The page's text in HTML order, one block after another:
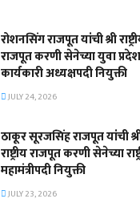
रोशनसिंग राजपूत यांची श्री
राजपूत करणी सेनेच्या युवा प्रदेश
कार्यकारी अध्यक्षपदी नियुक्ती
JULY 24, 2026
ठाकूर सूरजसिंह राजपूत यांची
राष्ट्रीय राजपूत करणी सेनेच्या
महामंत्रीपदी नियुक्ती
JULY 23, 2026